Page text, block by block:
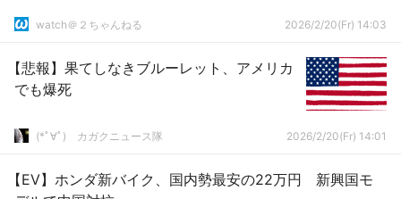
watch＠２ちゃんねる 2026/2/20(Fr) 14:03
【悲報】果てしなきブルーレット、アメリカ
でも爆死
(*ﾟ∀ﾟ)ゞカガクニュース隊 2026/2/20(Fr) 14:01
【EV】ホンダ新バイク、国内勢最安の22万円 新興国モ